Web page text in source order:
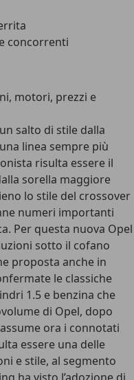
concorrenti
motori, prezzi e
salto di stile dalla
linea sempre più
risulta essere il
sorella maggiore
lo stile del crossover
numeri importanti
Per questa nuova Opel
sotto il cofano
proposta anche in
le classiche
1.5 e benzina che
di Opel, dopo
ora i connotati
essere una delle
e stile, al segmento